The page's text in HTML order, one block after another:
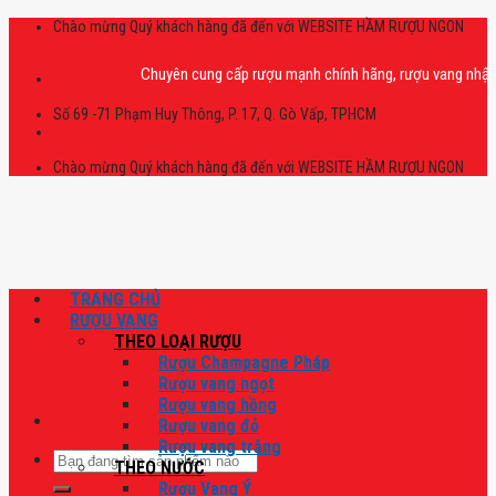
Skip
Chào mừng Quý khách hàng đã đến với WEBSITE HẦM RƯỢU NGON
Chuyên cung cấp rượu mạnh chính hãng, rượu vang nhập
Số 69 -71 Phạm Huy Thông, P. 17, Q. Gò Vấp, TPHCM
Chào mừng Quý khách hàng đã đến với WEBSITE HẦM RƯỢU NGON
Tìm
kiếm:
TRANG CHỦ
RƯỢU VANG
THEO LOẠI RƯỢU
Rượu Champagne Pháp
Rượu vang ngọt
Rượu vang hồng
Rượu vang đỏ
Rượu vang trắng
THEO NƯỚC
Rượu Vang Ý